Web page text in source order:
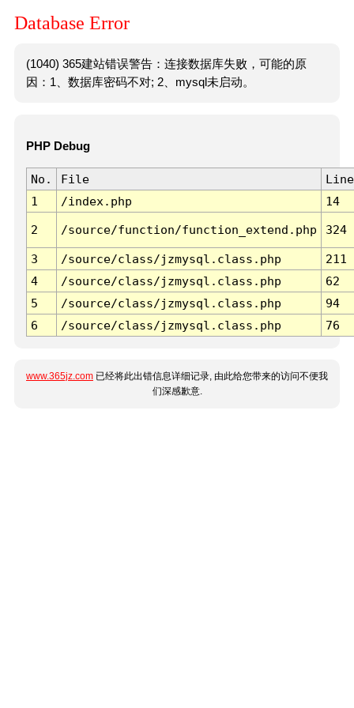
Database Error
(1040) 365建站错误警告：连接数据库失败，可能的原
因：1、数据库密码不对; 2、mysql未启动。
PHP Debug
No. File
Line
1
/index.php 14
2 /source/function/function_extend.php 324
3 /source/class/jzmysql.class.php
211
4
/source/class/jzmysql.class.php
62
5
/source/class/jzmysql.class.php
94
6
/source/class/jzmysql.class.php 76
www.365jz.com 已经将此出错信息详细记录, 由此给您带来的访问不便我
们深感歉意.